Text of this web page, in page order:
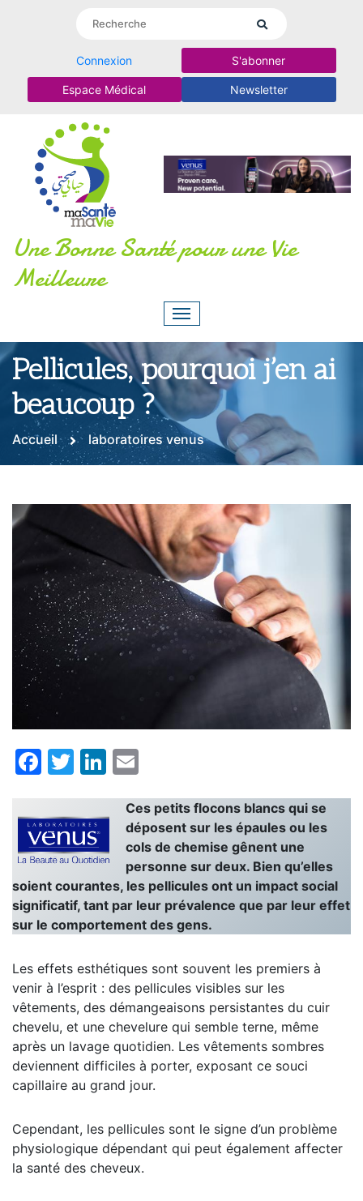
Connexion S'abonner
Espace Médical Newsletter
Une Bonne Santé pour une Vie
Meilleure
Pellicules, pourquoi j’en ai
beaucoup ?
Accueil laboratoires venus
Facebook
TwitterLinkedIn
Ces petits flocons blancs qui se
déposent sur les épaules ou les
cols de chemise gênent une
personne sur deux. Bien qu’elles
soient courantes, les pellicules ont un impact social
significatif, tant par leur prévalence que par leur effet
sur le comportement des gens.
Les effets esthétiques sont souvent les premiers à
venir à l’esprit : des pellicules visibles sur les
vêtements, des démangeaisons persistantes du cuir
chevelu, et une chevelure qui semble terne, même
après un lavage quotidien. Les vêtements sombres
deviennent difficiles à porter, exposant ce souci
capillaire au grand jour.
Cependant, les pellicules sont le signe d’un problème
physiologique dépendant qui peut également affecter
la santé des cheveux.